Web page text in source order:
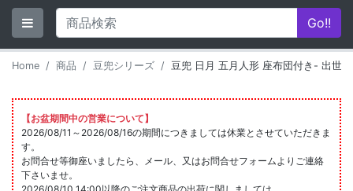
Home 商品 豆兜シリーズ 豆兜 日月 五月人形 座布団付き- 出世
【お盆期間中の営業について】
2026/08/11～2026/08/16の期間につきましては休業とさせていただきま
す。
お問合せ等御座いましたら、メール、又はお問合せフォームよりご連絡
下さいませ。